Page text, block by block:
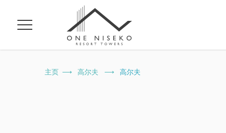
菜
单
主页 高尔夫 高尔夫